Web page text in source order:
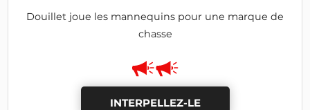
Douillet joue les mannequins pour une marque de
chasse
INTERPELLEZ-LE